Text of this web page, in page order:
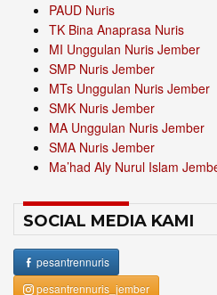
PAUD Nuris
TK Bina Anaprasa Nuris
MI Unggulan Nuris Jember
SMP Nuris Jember
MTs Unggulan Nuris Jember
SMK Nuris Jember
MA Unggulan Nuris Jember
SMA Nuris Jember
Ma’had Aly Nurul Islam
SOCIAL MEDIA KAMI
pesantrennuris
pesantrennuris_jember